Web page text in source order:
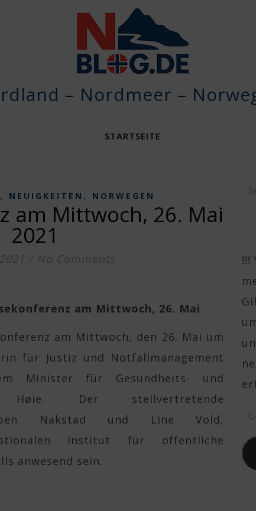
– Nordmeer –
STARTSEITE
, NEUIGKEITEN , NORWEGEN
am Mittwoch, 26. Mai
2021
/ No Comments
am Mittwoch, 26. Mai
am Mittwoch, den 26. Mai um
für Justiz und Notfallmanagement
Minister für Gesundheits- und
Høie. Der stellvertretende
Nakstad und Line Vold,
Institut für öffentliche
anwesend sein.
!!!